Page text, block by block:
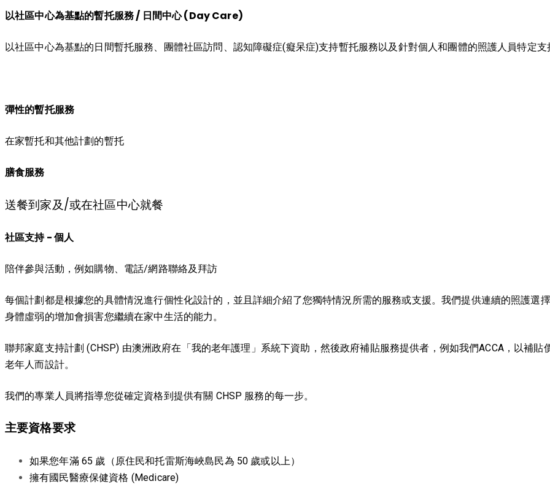
以社區中心為基點的暫托服務 / 日間中心 (Day Care)
以社區中心為基點的日間暫托服務、團體社區訪問、認知障礙症(癡呆症)支持暫托服務以及針對個人和團體的照護人員特定支
彈性的暫托服務
在家暫托和其他計劃的暫托
膳食服務
送餐到家及/或在社區中心就餐
社區支持 - 個人
陪伴參與活動，例如購物、電話/網路聯絡及拜訪
每個計劃都是根據您的具體情況進行個性化設計的，並且詳細介紹了您獨特情況所需的服務或支援。我們提供連續的照護選
身體虛弱的增加會損害您繼續在家中生活的能力。
聯邦家庭支持計劃 (CHSP) 由澳洲政府在「我的老年護理」系統下資助，然後政府補貼服務提供者，例如我們ACCA，以補
老年人而設計。
我們的專業人員將指​​導您從確定資格到提供有關 CHS​​P 服務的每一步。
主要資格要求
如果您年滿 65 歲（原住民和托雷斯海峽島民為 50 歲或以上）
擁有國民醫療保健資格 (Medicare)